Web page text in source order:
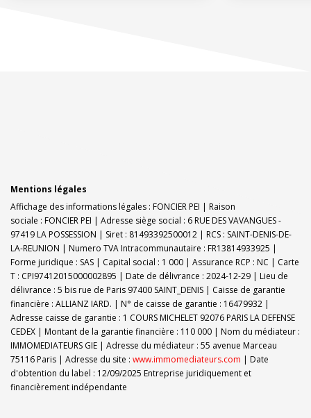
Mentions légales
Affichage des informations légales : FONCIER PEI | Raison
sociale : FONCIER PEI | Adresse siège social : 6 RUE DES VAVANGUES -
97419 LA POSSESSION | Siret : 81493392500012 | RCS : SAINT-DENIS-DE-
LA-REUNION | Numero TVA Intracommunautaire : FR13814933925 |
Forme juridique : SAS | Capital social : 1 000 | Assurance RCP : NC | Carte
T : CPI97412015000002895 | Date de délivrance : 2024-12-29 | Lieu de
délivrance : 5 bis rue de Paris 97400 SAINT_DENIS | Caisse de garantie
financière : ALLIANZ IARD. | N° de caisse de garantie : 16479932 |
Adresse caisse de garantie : 1 COURS MICHELET 92076 PARIS LA DEFENSE
CEDEX | Montant de la garantie financière : 110 000 | Nom du médiateur :
IMMOMEDIATEURS GIE | Adresse du médiateur : 55 avenue Marceau
75116 Paris | Adresse du site : www.immomediateurs.com | Date
d'obtention du label : 12/09/2025 Entreprise juridiquement et
financièrement indépendante